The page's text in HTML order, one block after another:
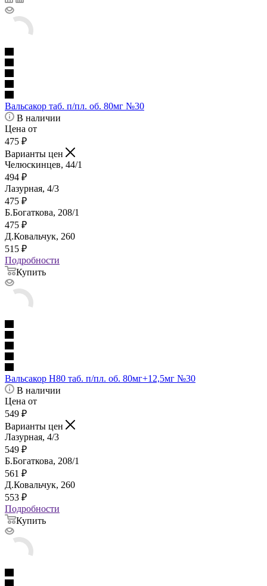
Вальсакор таб. п/пл. об. 80мг №30
В наличии
Цена от
475 ₽
Варианты цен
Челюскинцев, 44/1
494 ₽
Лазурная, 4/3
475 ₽
Б.Богаткова, 208/1
475 ₽
Д.Ковальчук, 260
515 ₽
Подробности
Купить
Вальсакор Н80 таб. п/пл. об. 80мг+12,5мг №30
В наличии
Цена от
549 ₽
Варианты цен
Лазурная, 4/3
549 ₽
Б.Богаткова, 208/1
561 ₽
Д.Ковальчук, 260
553 ₽
Подробности
Купить